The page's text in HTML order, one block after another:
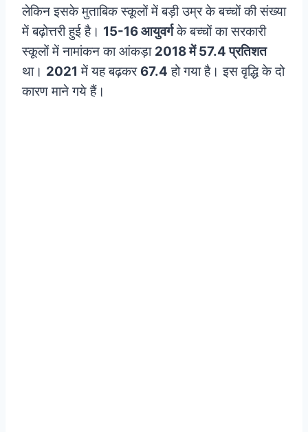
लेकिन इसके मुताबिक स्कूलों में बड़ी उम्र के बच्चों की संख्या
में बढ़ोत्तरी हुई है। 15-16 आयुवर्गके बच्चों का सरकारी
स्कूलों में नामांकन का आंकड़ा 2018 में 57.4 प्रतिशत
था। 2021 में यह बढ़कर 67.4 हो गया है। इस वृद्धि के दो
कारण माने गये हैं।